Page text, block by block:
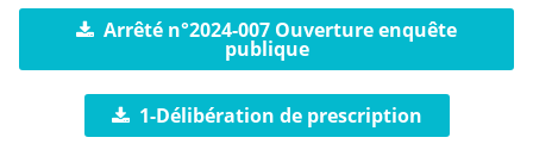
Arrêté n°2024-007 Ouverture enquête
publique
1-Délibération de prescription